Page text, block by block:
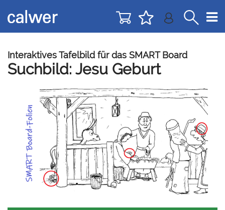
zur
Navigation
zum
Inhalt
Interaktives Tafelbild für das SMART Board
Suchbild: Jesu Geburt